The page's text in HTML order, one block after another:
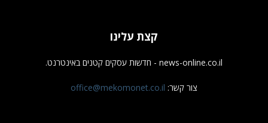
קצת עלינו
news-online.co.il - חדשות עסקים קטנים באינטרנט.
צור קשר: office@mekomonet.co.il